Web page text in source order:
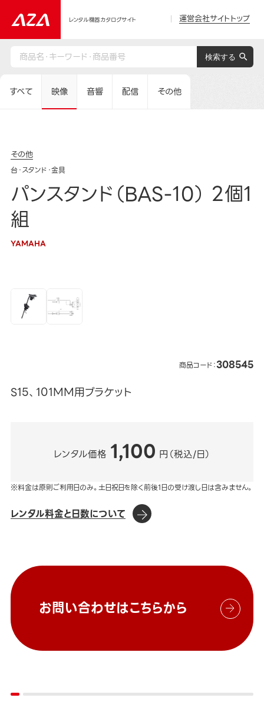
レンタル機器カタログサイト 運営会社サイトトップ
すべて 映像 音響 配信 その他
その他
台・スタンド・金具
パンスタンド（BAS-10） 2個1
組
YAMAHA
商品コード：308545
S15、101MM用ブラケット
レンタル価格 1,100 円（税込/日）
※料金は原則ご利用日のみ。土日祝日を除く前後1日の受け渡し日は含みません。
レンタル料金と日数について
お問い合わせはこちらから